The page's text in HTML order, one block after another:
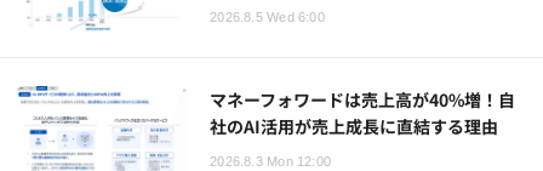
2026.8.5 Wed 6:00
マネーフォワードは売上高が40%増！自
社のAI活用が売上成長に直結する理由
2026.8.3 Mon 12:00